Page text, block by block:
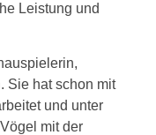
Leistung und
Sie hat schon mit
und unter
mit der